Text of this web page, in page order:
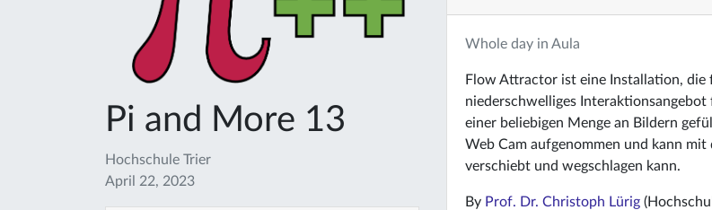
Pi and More 13
Hochschule Trier
April 22, 2023
Whole day in Aula
Flow Attractor ist eine Installation,
niederschwelliges
einer beliebigen Menge an Bildern
Web Cam aufgenommen und kann
verschiebt und wegschlagen kann.
By Prof. Dr. Christoph Lürig